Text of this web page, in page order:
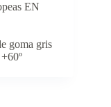
EN
goma gris